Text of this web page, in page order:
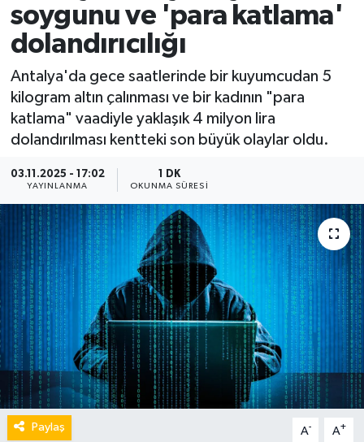
soygunu ve 'para katlama'
dolandırıcılığı
Antalya'da gece saatlerinde bir kuyumcudan 5
kilogram altın çalınması ve bir kadının "para
katlama" vaadiyle yaklaşık 4 milyon lira
dolandırılması kentteki son büyük olaylar oldu.
03.11.2025 - 17:02
YAYINLANMA
1 DK
OKUNMA SÜRESI
Paylaş A- A+
Turizm
Ekonomi
Gazipaşa
Son Dakika Haberleri
Haber Arşivi